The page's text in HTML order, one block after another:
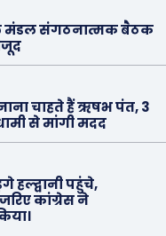
मंडल संगठनात्मक बैठक
चाहते हैं ऋषभ पंत, 3
से मांगी मदद
हल्द्वानी पहुंचे,
कांग्रेस ने